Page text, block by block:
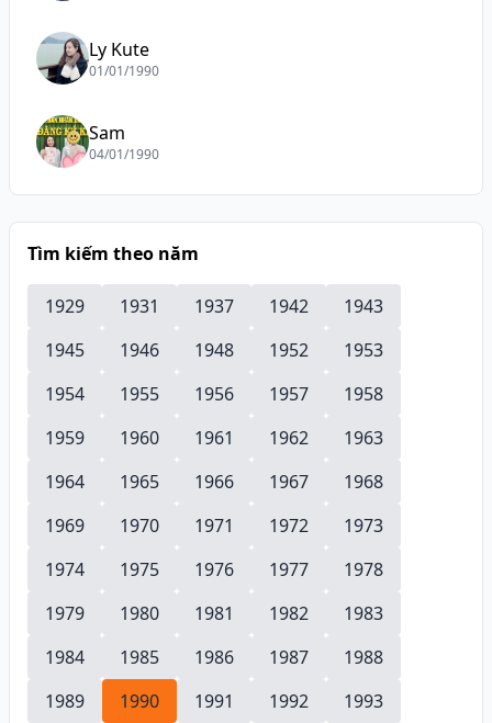
Ly Kute
01/01/1990
Sam
04/01/1990
Tìm kiếm theo năm
1929 1931 1937 1942
1943
1945
1946 1948 1952
1953
1954
1955 1956 1957
1958
1959
1960 1961 1962
1963
1964
1965 1966 1967
1968
1969
1970 1971 1972
1973
1974
1975 1976 1977
1978
1979
1980 1981 1982
1983
1984
1985 1986 1987
1988
1989
1990 1991 1992
1993